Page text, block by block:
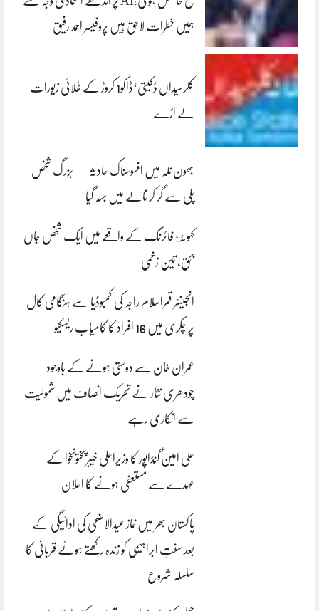
ہمیں خطرات لاحق ہیں پروفیسر احمد رفیق
کلرسیداں ڈکیتی‘ڈاکو1 کروڑ کے طلائی زیورات
لے اڑے
بھون نلہ میں افسوسناک حادثہ — بزرگ شخص
پلی سے گر کر نالے میں بہہ گیا
کہوٹہ: فائرنگ کے واقعے میں ایک شخص جاں
بحق، تین زخمی
انجینئر قمراسلام راجہ کی کمبوڈیا سے ہنگامی کال
پر چکری میں 16 افراد کا کامیاب ریسکیو
عمران خان سے دوستی ہونے کے باوجود
چودھری نثار نے تحریک انصاف میں شمولیت
سے انکاری رہے
علی امین گنڈاپور کا وزیراعلیٰ خیبرپختونخوا کے
عہدے سے مستعفی ہونے کا اعلان
پاکستان بھر میں نمازِ عیدالاضحی کی ادائیگی کے
بعد سنتِ ابراہیمی کو زندہ رکھتے ہوئے قربانی کا
سلسلہ شروع